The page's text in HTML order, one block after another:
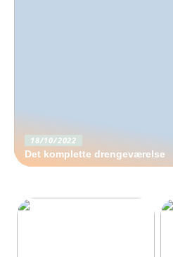
18/10/2022
Det komplette drengeværelse